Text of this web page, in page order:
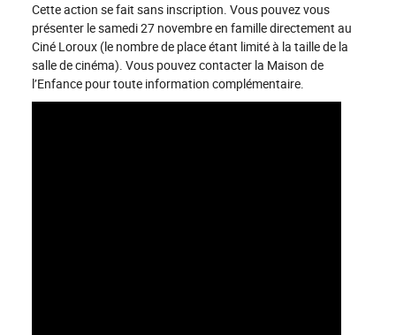
Cette action se fait sans inscription. Vous pouvez vous
présenter le samedi 27 novembre en famille directement au
Ciné Loroux (le nombre de place étant limité à la taille de la
salle de cinéma). Vous pouvez contacter la Maison de
l’Enfance pour toute information complémentaire.